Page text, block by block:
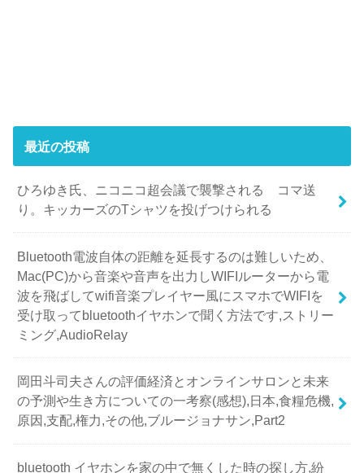
最近の投稿
ひろゆき氏、ニコニコ超会議で襲撃される コマ送
り。キッカーズのTシャツを投げつけられる
Bluetooth電波自体の距離を延長するのは難しいため、
Mac(PC)から音楽や音声を出力しWIFIルーターから電
波を飛ばしてwifi音楽プレイヤー風にスマホでWIFIを
受け取ってbluetoothイヤホンで聞く方法です,ストリー
ミング,AudioRelay
岡田斗司夫さんの評価経済とオンラインサロンと未来
の予測や生き方についての一考察(感想),日本,食糧危機,
原因,支配,権力,その他,ブルージョナサン,Part2
bluetooth イヤホンを家の中で無くした時の探し方,紛